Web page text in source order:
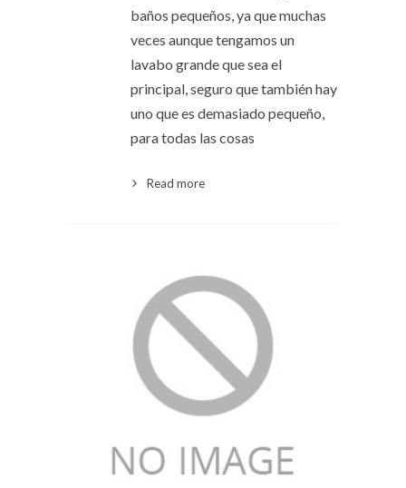
baños pequeños, ya que muchas
veces aunque tengamos un
lavabo grande que sea el
principal, seguro que también hay
uno que es demasiado pequeño,
para todas las cosas
Read more